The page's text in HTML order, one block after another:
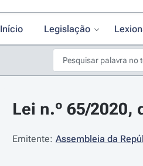
Início Legislação
Lei n.º 65/2020,
Emitente: Assembleia da